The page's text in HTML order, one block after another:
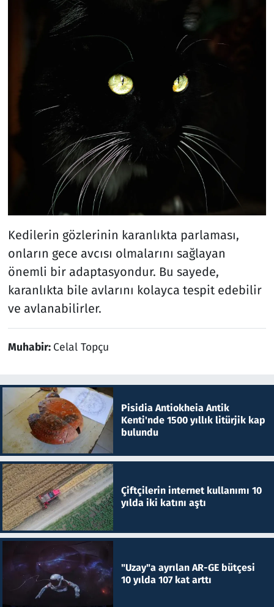
Kedilerin gözlerinin karanlıkta parlaması,
onların gece avcısı olmalarını sağlayan
önemli bir adaptasyondur. Bu sayede,
karanlıkta bile avlarını kolayca tespit edebilir
ve avlanabilirler.
Muhabir: Celal Topçu
Pisidia Antiokheia Antik
Kenti'nde 1500 yıllık litürjik kap
bulundu
Çiftçilerin internet kullanımı 10
yılda iki katını aştı
"Uzay"a ayrılan AR-GE bütçesi
10 yılda 107 kat arttı